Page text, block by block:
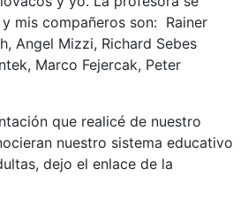
y mis compañeros son: Rainer
Angel Mizzi, Richard Sebes
Marco Fejercak, Peter
que realicé de nuestro
nuestro sistema educativo
dejo el enlace de la